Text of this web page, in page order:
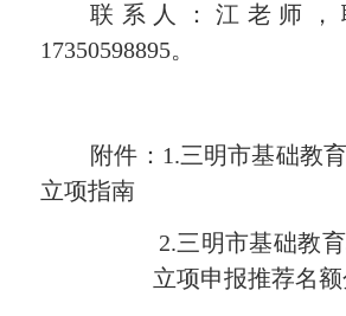
联系人：江老师，
17350598895。
附件： 1.三明市基础教
立项指南
2.三明市基础教
立项申报推荐名